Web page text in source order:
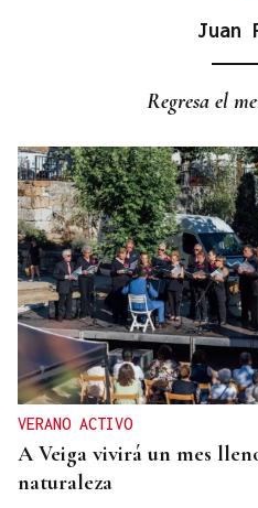
Juan
Regresa el
VERANO ACTIVO
A Veiga vivirá un mes
naturaleza